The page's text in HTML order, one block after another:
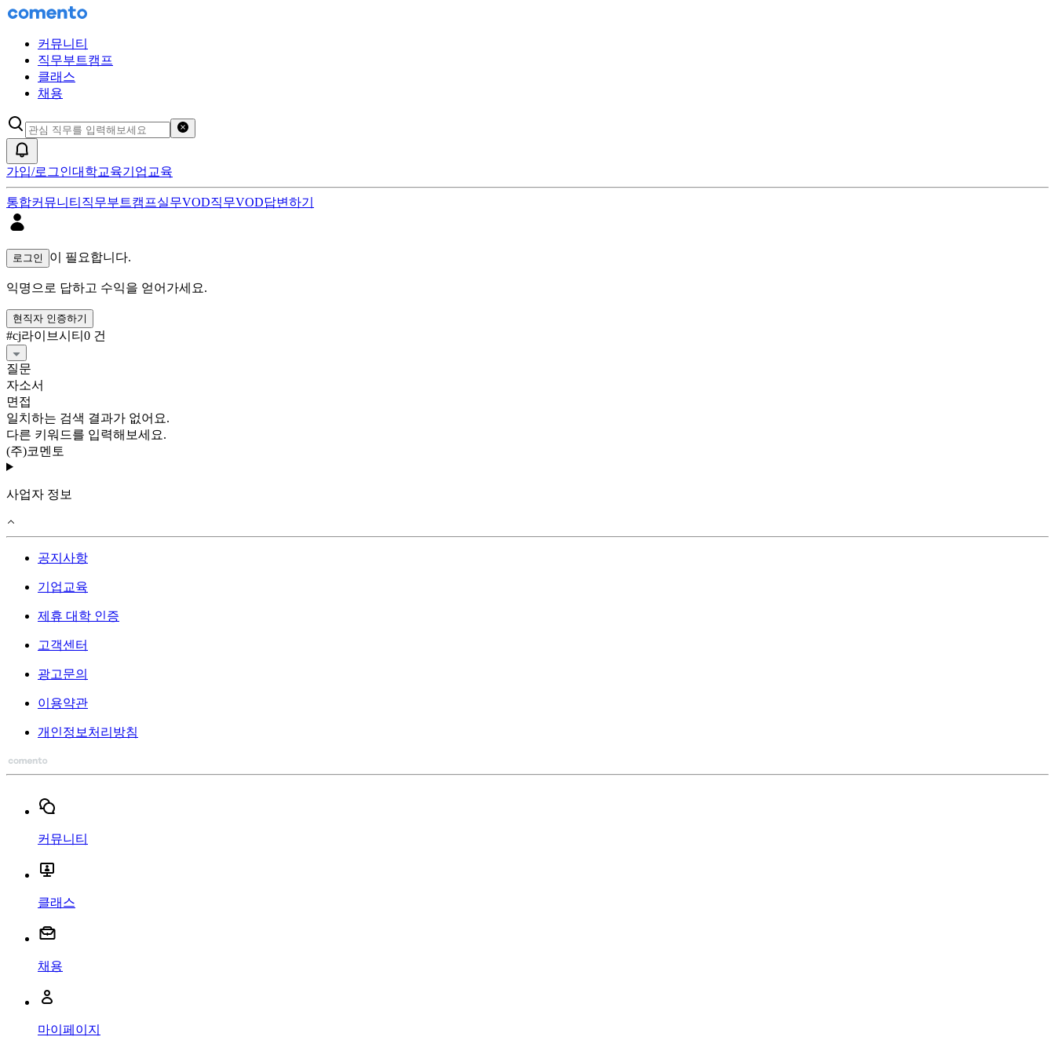
커뮤니티
직무부트캠프
클래스
채용
가입/로그인대학교육기업교육
통합커뮤니티 직무부트캠프실무VOD직무VOD답변하기
로그인 이 필요합니다.
익명으로 답하고 수익을 얻어가세요.
현직자 인증하기
#cj라이브시티 0 건
질문
자소서
면접
일치하는 검색 결과가 없어요.
다른 키워드를 입력해보세요.
(주)코멘토
사업자 정보
공지사항
기업교육
제휴 대학 인증
고객센터
광고문의
이용약관
개인정보처리방침
커뮤니티
클래스
채용
마이페이지